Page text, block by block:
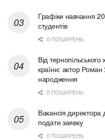
Графіки навчання
студентів
0 ПОШИРЕНЬ
Від
країни: актор Роман
народження
0 ПОШИРЕНЬ
Вакансія
подати заявку
0 ПОШИРЕНЬ